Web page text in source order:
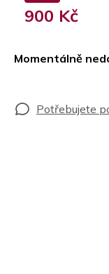
900 Kč
Momentálně